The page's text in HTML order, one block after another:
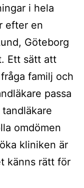
i hela
efter en
Göteborg
Ett sätt att
familj och
passa
omdömen
kliniken är
känns rätt för